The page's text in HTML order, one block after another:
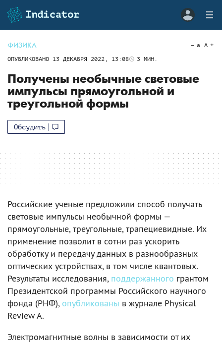
ФИЗИКА
ОПУБЛИКОВАНО 13 ДЕКАБРЯ 2022, 13:08 3 МИН.
a A
Получены необычные световые
импульсы прямоугольной и
треугольной формы
Обсудить
Российские ученые предложили способ получать
световые импульсы необычной формы —
прямоугольные, треугольные, трапециевидные. Их
применение позволит в сотни раз ускорить
обработку и передачу данных в разнообразных
оптических устройствах, в том числе квантовых.
Результаты исследования, поддержанного грантом
Президентской программы Российского научного
фонда (РНФ), опубликованы в журнале Physical
Review A.
Электромагнитные волны в зависимости от их